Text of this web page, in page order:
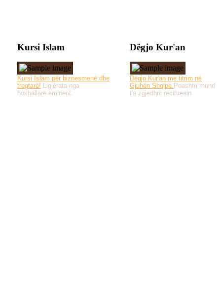
Kursi Islam
Kursi Islam për biznesmenë dhe
tregtarë! Ligjërata nga
hoxhallarë eminent.
Dëgjo Kur'an
Dëgjo Kur'an me titrim në
Gjuhën Shqipe. Poashtu mund
t'a zgjedhni recituesin.